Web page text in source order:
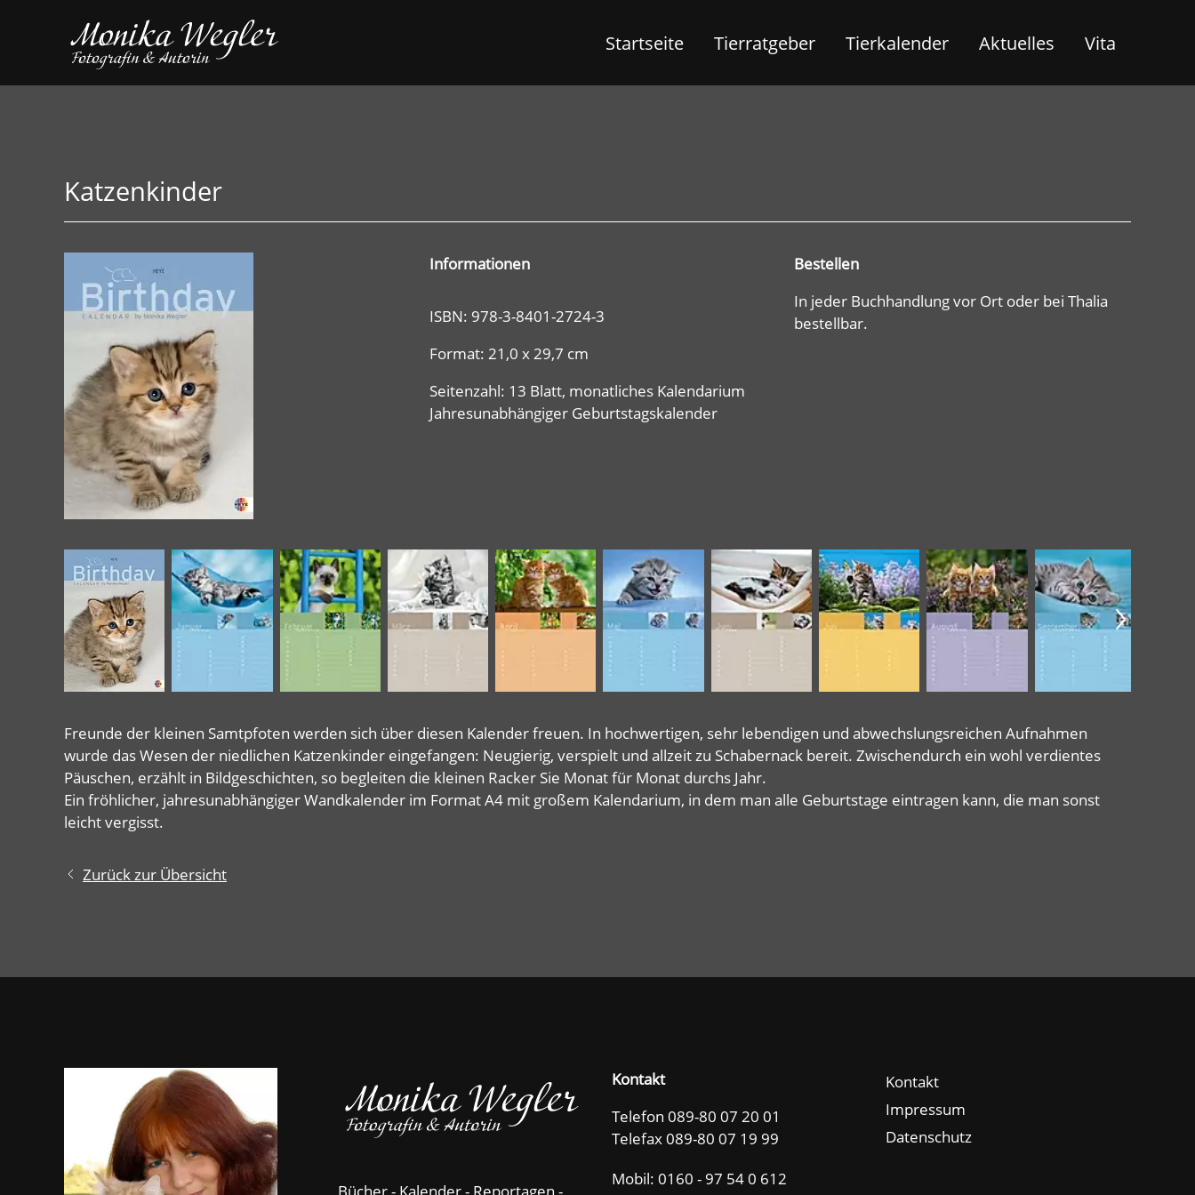
Startseite Tierratgeber Tierkalender Aktuelles Vita
Katzenkinder
Informationen
ISBN: 978-3-8401-2724-3
Format: 21,0 x 29,7 cm
Seitenzahl: 13 Blatt, monatliches Kalendarium
Jahresunabhängiger Geburtstagskalender
Bestellen
In jeder Buchhandlung vor Ort oder bei Thalia
bestellbar.
Freunde der kleinen Samtpfoten werden sich über diesen Kalender freuen. In hochwertigen, sehr lebendigen und abwechslungsreichen Aufnahmen
wurde das Wesen der niedlichen Katzenkinder eingefangen: Neugierig, verspielt und allzeit zu Schabernack bereit. Zwischendurch ein wohl verdientes
Päuschen, erzählt in Bildgeschichten, so begleiten die kleinen Racker Sie Monat für Monat durchs Jahr.
Ein fröhlicher, jahresunabhängiger Wandkalender im Format A4 mit großem Kalendarium, in dem man alle Geburtstage eintragen kann, die man sonst
leicht vergisst.
Zurück zur Übersicht
Kontakt
Telefon 089-80 07 20 01
Telefax 089-80 07 19 99
Mobil: 0160 - 97 54 0 612
Kontakt
Impressum
Datenschutz